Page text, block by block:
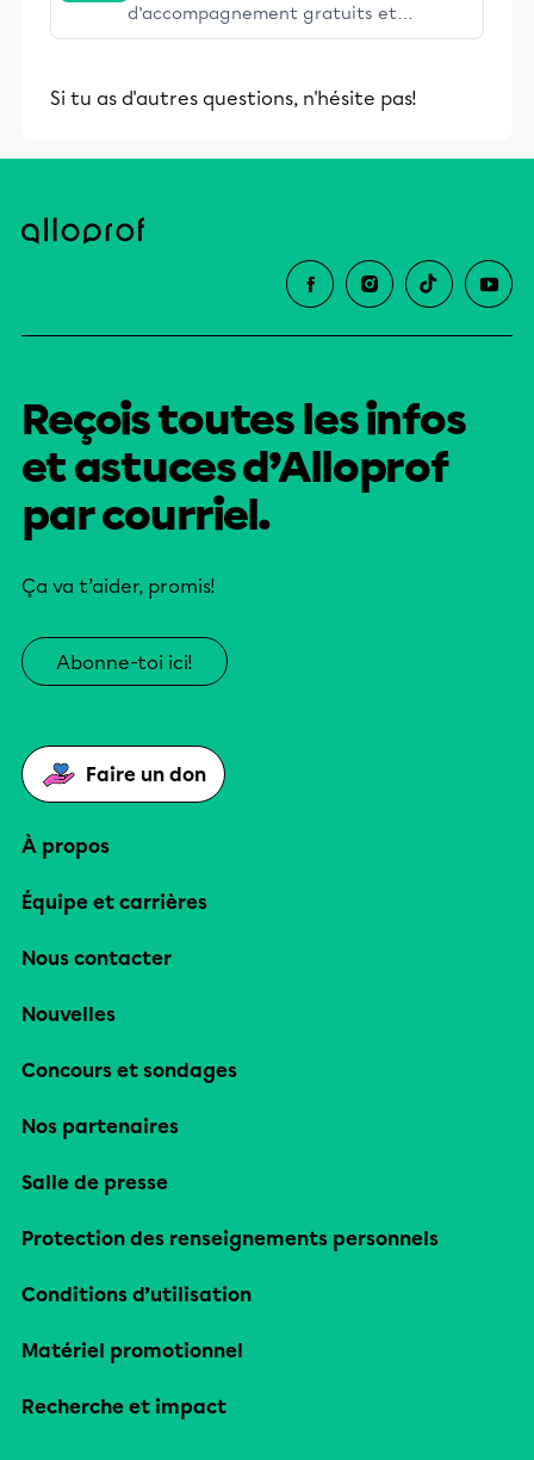
d’accompagnement gratuits et
stimulants, Alloprof engage les élèves
éducative.
Si tu as d'autres questions, n'hésite pas!
Reçois toutes les infos
et astuces d’Alloprof
par courriel.
Ça va t’aider, promis!
Abonne-toi ici!
Faire un don
À propos
Équipe et carrières
Nous contacter
Nouvelles
Concours et sondages
Nos partenaires
Salle de presse
Protection des renseignements personnels
Conditions d’utilisation
Matériel promotionnel
Recherche et impact